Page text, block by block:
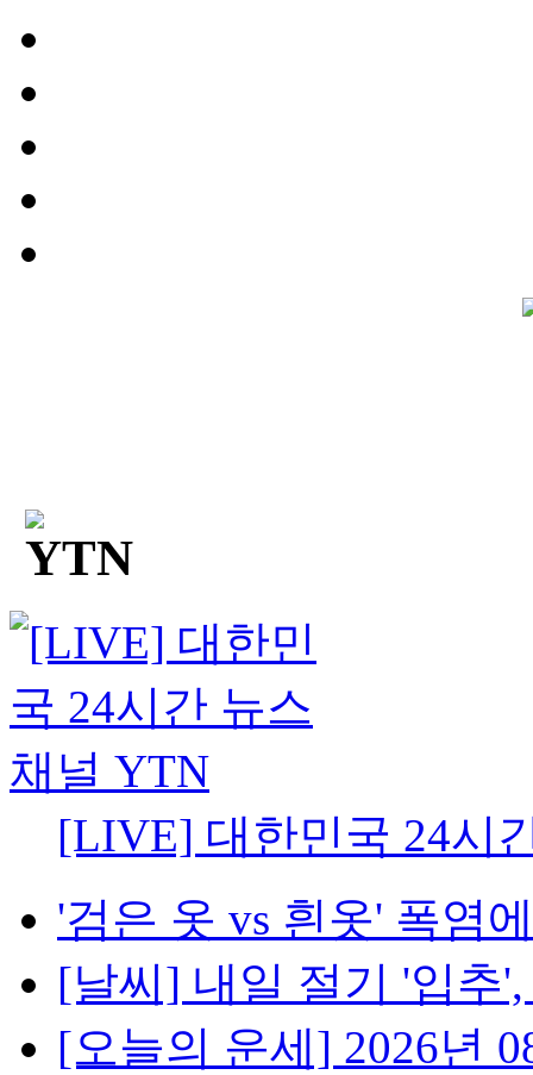
[LIVE] 대한민국 24시
'검은 옷 vs 흰옷' 폭염
[날씨] 내일 절기 '입추
[오늘의 운세] 2026년